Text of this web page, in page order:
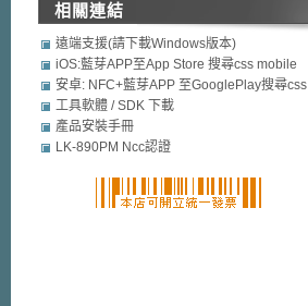
相關連結
遠端支援(請下載Windows版本)
iOS:藍芽APP至App Store 搜尋css mobile
security
安卓: NFC+藍芽APP 至GooglePlay搜尋css
mobile security
工具軟體 / SDK 下載
產品安裝手冊
LK-890PM Ncc認證